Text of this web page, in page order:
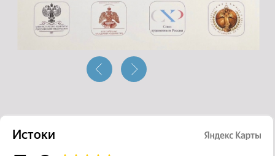
Истоки на карте Подольска — Яндекс Карты